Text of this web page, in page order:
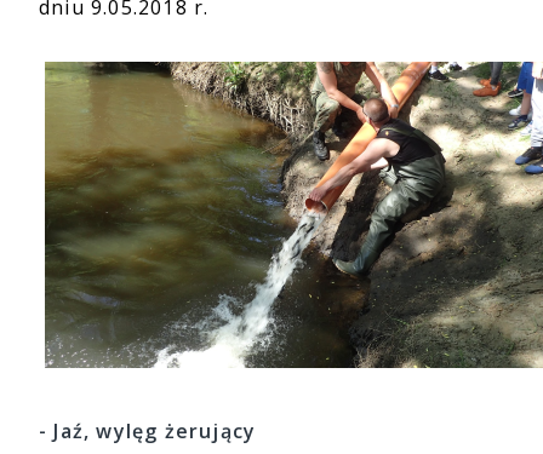
dniu 9.05.2018 r.
- Jaź, wylęg żerujący